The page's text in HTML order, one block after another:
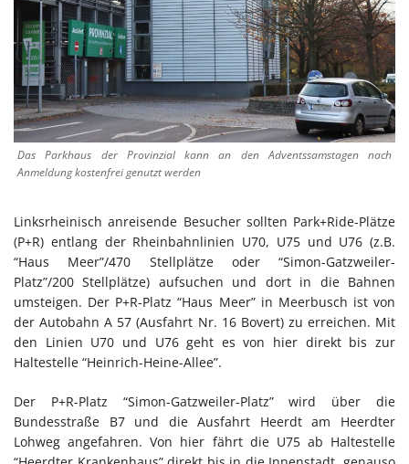
Das Parkhaus der Provinzial kann an den Adventssamstagen nach
Anmeldung kostenfrei genutzt werden
Linksrheinisch anreisende Besucher sollten Park+Ride-Plätze
(P+R) entlang der Rheinbahnlinien U70, U75 und U76 (z.B.
“Haus Meer”/470 Stellplätze oder “Simon-Gatzweiler-
Platz”/200 Stellplätze) aufsuchen und dort in die Bahnen
umsteigen. Der P+R-Platz “Haus Meer” in Meerbusch ist von
der Autobahn A 57 (Ausfahrt Nr. 16 Bovert) zu erreichen. Mit
den Linien U70 und U76 geht es von hier direkt bis zur
Haltestelle “Heinrich-Heine-Allee”.
Der P+R-Platz “Simon-Gatzweiler-Platz” wird über die
Bundesstraße B7 und die Ausfahrt Heerdt am Heerdter
Lohweg angefahren. Von hier fährt die U75 ab Haltestelle